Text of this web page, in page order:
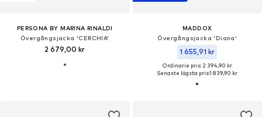
PERSONA BY MARINA RINALDI
Övergångsjacka 'CERCHIA'
2 679,00 kr
MADDOX
Övergångsjacka 'Diana'
1 655,91 kr
Ordinarie pris: 2 394,90 kr
Senaste lägsta pris:1 839,90 kr